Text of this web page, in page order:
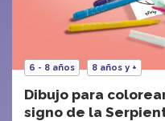
6 - 8 años 8 años y +
Dibujo para
signo de la